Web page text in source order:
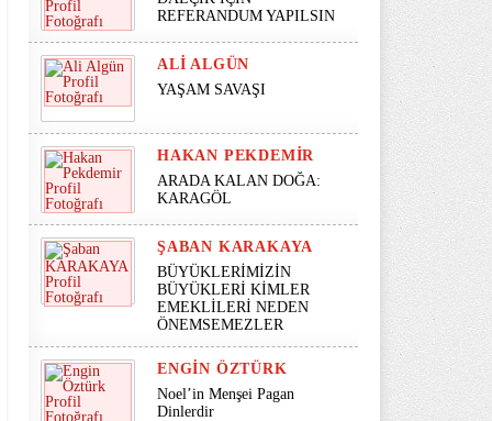
REFERANDUM YAPILSIN
ALI ALGÜN
YAŞAM SAVAŞI
HAKAN PEKDEMIR
ARADA KALAN DOĞA:
KARAGÖL
ŞABAN KARAKAYA
BÜYÜKLERİMİZİN
BÜYÜKLERİ KİMLER
EMEKLİLERİ NEDEN
ÖNEMSEMEZLER
ENGIN ÖZTÜRK
Noel’in Menşei Pagan
Dinlerdir